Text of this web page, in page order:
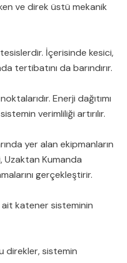
ve direk üstü mekanik
İçerisinde kesici,
tertibatını da barındırır.
Enerji dağıtımı
verimliliği artırılır.
yer alan ekipmanların
Uzaktan Kumanda
gerçekleştirir.
ait katener sisteminin
direkler, sistemin